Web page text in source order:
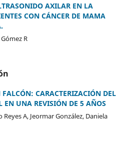
AXILAR EN LA
CON CÁNCER DE MAMA
R
CARACTERIZACIÓN DEL
EN UNA REVISIÓN DE 5 AÑOS
A, Jeormar González, Daniela